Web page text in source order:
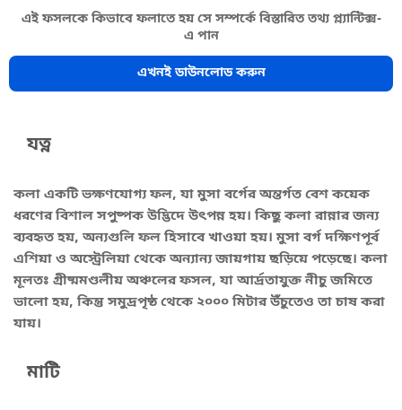
এই ফসলকে কিভাবে ফলাতে হয় সে সম্পর্কে বিস্তারিত তথ্য প্ল্যান্টিক্স-
এ পান
এখনই ডাউনলোড করুন
যত্ন
কলা একটি ভক্ষণযোগ্য ফল, যা মুসা বর্গের অন্তর্গত বেশ কয়েক
ধরণের বিশাল সপুষ্পক উদ্ভিদে উৎপন্ন হয়। কিছু কলা রান্নার জন্য
ব্যবহৃত হয়, অন্যগুলি ফল হিসাবে খাওয়া হয়। মুসা বর্গ দক্ষিণপূর্ব
এশিয়া ও অস্ট্রেলিয়া থেকে অন্যান্য জায়গায় ছড়িয়ে পড়েছে। কলা
মূলতঃ গ্রীষ্মমণ্ডলীয় অঞ্চলের ফসল, যা আর্দ্রতাযুক্ত নীচু জমিতে
ভালো হয়, কিন্তু সমুদ্রপৃষ্ঠ থেকে ২০০০ মিটার উঁচুতেও তা চাষ করা
যায়।
মাটি